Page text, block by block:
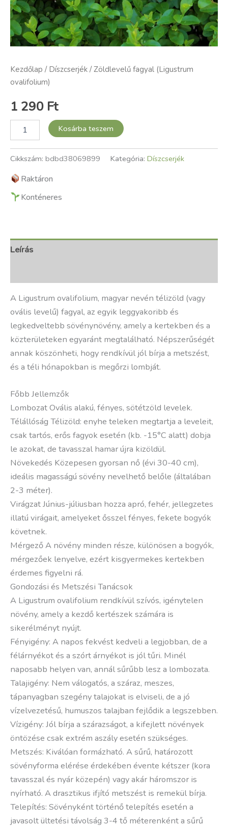
Kezdőlap / Díszcserjék / Zöldlevelű fagyal (Ligustrum
ovalifolium)
1 290 Ft
Kosárba teszem
Cikkszám: bdbd38069899 Kategória: Díszcserjék
Raktáron
Konténeres
Leírás
A Ligustrum ovalifolium, magyar nevén télizöld (vagy
ovális levelű) fagyal, az egyik leggyakoribb és
legkedveltebb sövénynövény, amely a kertekben és a
közterületeken egyaránt megtalálható. Népszerűségét
annak köszönheti, hogy rendkívül jól bírja a metszést,
és a téli hónapokban is megőrzi lombját.
Főbb Jellemzők
Lombozat Ovális alakú, fényes, sötétzöld levelek.
Télállóság Télizöld: enyhe teleken megtartja a leveleit,
csak tartós, erős fagyok esetén (kb. -15°C alatt) dobja
le azokat, de tavasszal hamar újra kizöldül.
Növekedés Közepesen gyorsan nő (évi 30-40 cm),
ideális magasságú sövény nevelhető belőle (általában
2-3 méter).
Virágzat Június-júliusban hozza apró, fehér, jellegzetes
illatú virágait, amelyeket ősszel fényes, fekete bogyók
követnek.
Mérgező A növény minden része, különösen a bogyók,
mérgezőek lenyelve, ezért kisgyermekes kertekben
érdemes figyelni rá.
Gondozási és Metszési Tanácsok
A Ligustrum ovalifolium rendkívül szívós, igénytelen
növény, amely a kezdő kertészek számára is
sikerélményt nyújt.
Fényigény: A napos fekvést kedveli a legjobban, de a
félárnyékot és a szórt árnyékot is jól tűri. Minél
naposabb helyen van, annál sűrűbb lesz a lombozata.
Talajigény: Nem válogatós, a száraz, meszes,
tápanyagban szegény talajokat is elviseli, de a jó
vízelvezetésű, humuszos talajban fejlődik a legszebben.
Vízigény: Jól bírja a szárazságot, a kifejlett növények
öntözése csak extrém aszály esetén szükséges.
Metszés: Kiválóan formázható. A sűrű, határozott
sövényforma elérése érdekében évente kétszer (kora
tavasszal és nyár közepén) vagy akár háromszor is
nyírható. A drasztikus ifjító metszést is remekül bírja.
Telepítés: Sövényként történő telepítés esetén a
javasolt ültetési távolság 3-4 tő méterenként a sűrű